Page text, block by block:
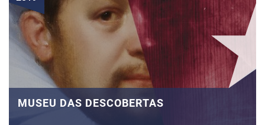
MUSEU DAS DESCOBERTAS